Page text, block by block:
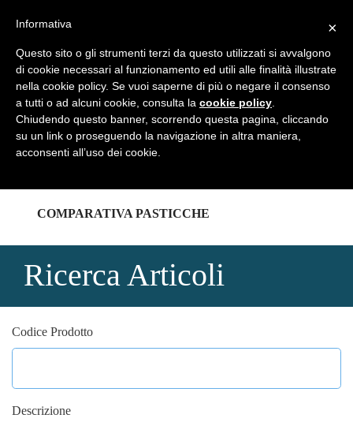
REGISTRATI
HOME
COMPARATIVA PASTICCHE
Ricerca Articoli
Codice Prodotto
Descrizione
×
Informativa
Questo sito o gli strumenti terzi da questo utilizzati si avvalgono
di cookie necessari al funzionamento ed utili alle finalità illustrate
nella cookie policy. Se vuoi saperne di più o negare il consenso
a tutti o ad alcuni cookie, consulta la cookie policy
Chiudendo questo banner, scorrendo questa pagina, cliccando
su un link o proseguendo la navigazione in altra maniera,
acconsenti all’uso dei cookie.